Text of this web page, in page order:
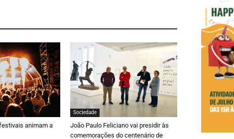
animam a
Sociedade
João Paulo Feliciano vai presidir às
comemorações do centenário de